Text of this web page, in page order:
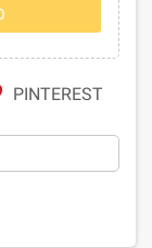
PINTEREST